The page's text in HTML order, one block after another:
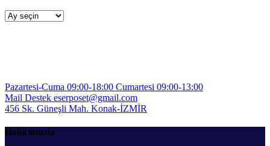
BLOGLAR
Pazartesi-Cuma 09:00-18:00 Cumartesi 09:00-13:00
Mail Destek eserposet@gmail.com
456 Sk. Güneşli Mah. Konak-İZMİR
Hakkımızda